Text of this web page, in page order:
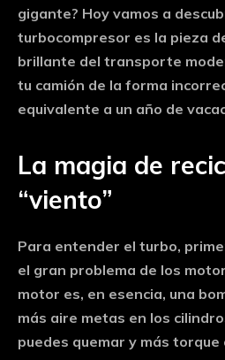
gigante? Hoy vamos a
turbocompresor es la pieza
brillante del transporte
tu camión de la forma
equivalente a un año de
La magia de
“viento”
Para entender el turbo,
el gran problema de los
motor es, en esencia, una
más aire metas en los
puedes quemar y más torque